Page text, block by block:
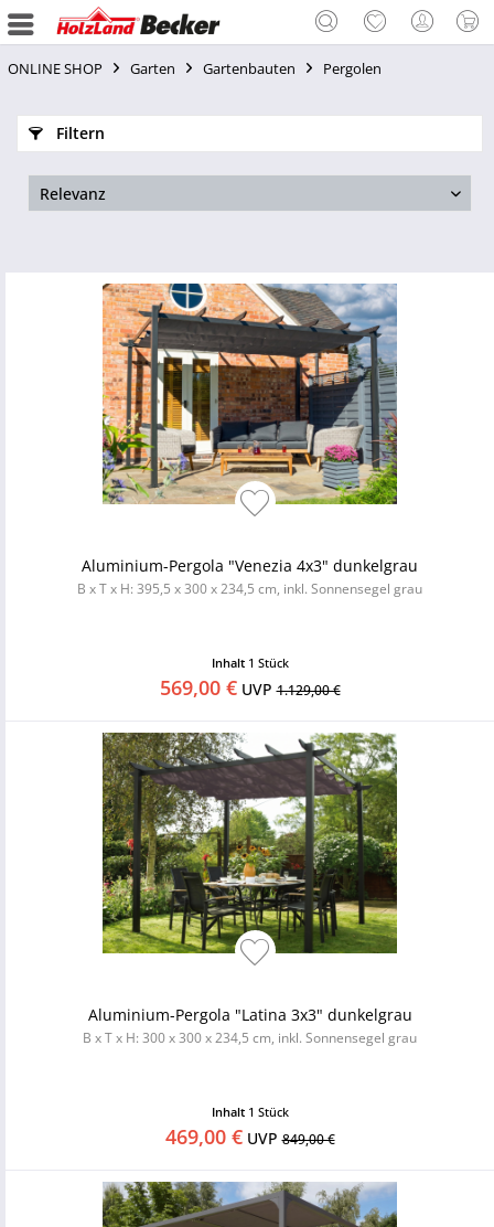
ONLINE SHOP Garten Gartenbauten Pergolen
Filtern
Aluminium-Pergola "Venezia 4x3" dunkelgrau
B x T x H: 395,5 x 300 x 234,5 cm, inkl. Sonnensegel grau
Inhalt 1 Stück
569,00 €UVP1.129,00 €
Aluminium-Pergola "Latina 3x3" dunkelgrau
B x T x H: 300 x 300 x 234,5 cm, inkl. Sonnensegel grau
Inhalt 1 Stück
469,00 €UVP849,00 €